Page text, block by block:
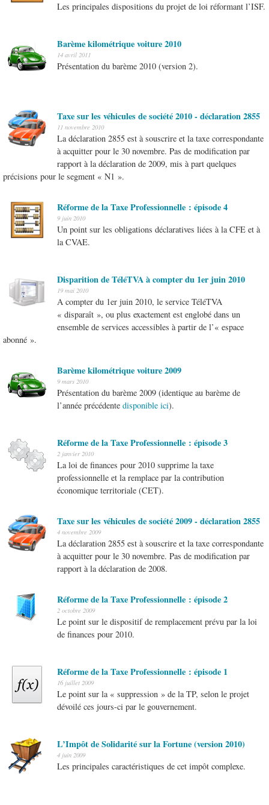
Les principales dispositions du projet de loi réformant l’ISF.
Barème kilométrique voiture 2010
14 avril 2011
Présentation du barème 2010 (version 2).
Taxe sur les véhicules de société 2010 - déclaration 2855
11 novembre 2010
La déclaration 2855 est à souscrire et la taxe correspondante
à acquitter pour le 30 novembre. Pas de modification par
rapport à la déclaration de 2009, mis à part quelques
précisions pour le segment « N1 ».
Réforme de la Taxe Professionnelle : épisode 4
9 juin 2010
Un point sur les obligations déclaratives liées à la CFE et à
la CVAE.
Disparition de TéléTVA à compter du 1er juin 2010
19 mai 2010
A compter du 1er juin 2010, le service TéléTVA
« disparaît », ou plus exactement est englobé dans un
ensemble de services accessibles à partir de l’« espace
abonné ».
Barème kilométrique voiture 2009
9 mars 2010
Présentation du barème 2009 (identique au barème de
l’année précédente disponible ici).
Réforme de la Taxe Professionnelle : épisode 3
2 janvier 2010
La loi de finances pour 2010 supprime la taxe
professionnelle et la remplace par la contribution
économique territoriale (CET).
Taxe sur les véhicules de société 2009 - déclaration 2855
4 novembre 2009
La déclaration 2855 est à souscrire et la taxe correspondante
à acquitter pour le 30 novembre. Pas de modification par
rapport à la déclaration de 2008.
Réforme de la Taxe Professionnelle : épisode 2
2 octobre 2009
Le point sur le dispositif de remplacement prévu par la loi
de finances pour 2010.
Réforme de la Taxe Professionnelle : épisode 1
16 juillet 2009
Le point sur la « suppression » de la TP, selon le projet
dévoilé ces jours-ci par le gouvernement.
L’Impôt de Solidarité sur la Fortune (version 2010)
4 juin 2009
Les principales caractéristiques de cet impôt complexe.